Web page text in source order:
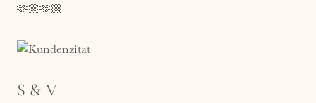
🫶🏼🫶🏼
S & V